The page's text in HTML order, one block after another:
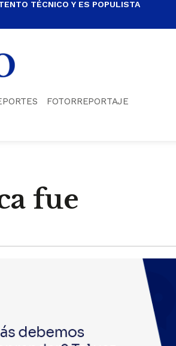
TÉCNICO Y ES POPULISTA
FOTORREPORTAJE
fue